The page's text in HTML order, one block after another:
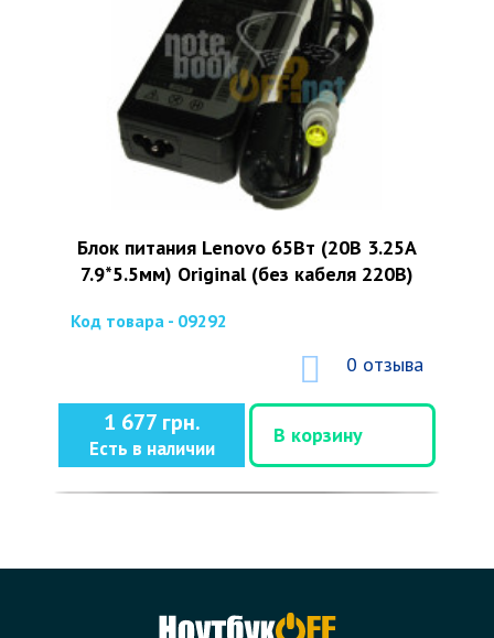
Блок питания Lenovo 65Вт (20В 3.25А
7.9*5.5мм) Original (без кабеля 220В)
Код товара - 09292
0 отзыва
1 677 грн.
Есть в наличии
В корзину